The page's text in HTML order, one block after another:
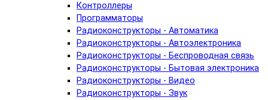
Контроллеры
Программаторы
Радиоконструкторы - Автоматика
Радиоконструкторы - Автоэлектроника
Радиоконструкторы - Беспроводная связь
Радиоконструкторы - Бытовая электроника
Радиоконструкторы - Видео
Радиоконструкторы - Звук